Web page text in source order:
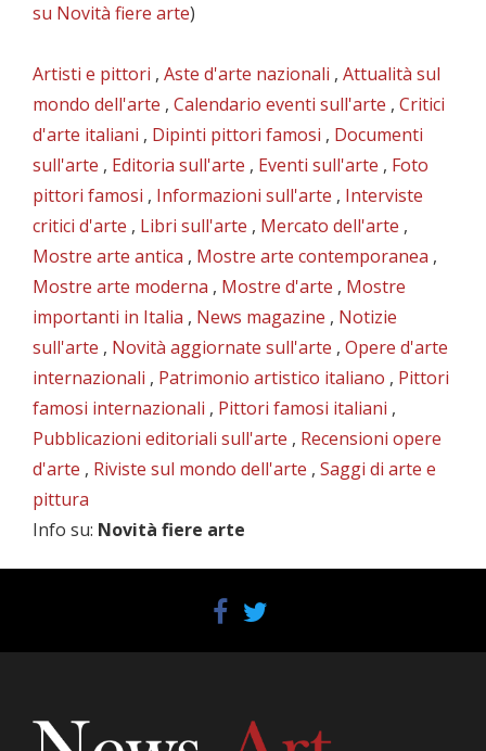
su Novità fiere arte)
Artisti e pittori , Aste d'arte nazionali , Attualità sul
mondo dell'arte , Calendario eventi sull'arte , Critici
d'arte italiani , Dipinti pittori famosi , Documenti
sull'arte , Editoria sull'arte , Eventi sull'arte , Foto
pittori famosi , Informazioni sull'arte , Interviste
critici d'arte , Libri sull'arte , Mercato dell'arte ,
Mostre arte antica , Mostre arte contemporanea ,
Mostre arte moderna , Mostre d'arte , Mostre
importanti in Italia , News magazine , Notizie
sull'arte , Novità aggiornate sull'arte , Opere d'arte
internazionali , Patrimonio artistico italiano , Pittori
famosi internazionali , Pittori famosi italiani ,
Pubblicazioni editoriali sull'arte , Recensioni opere
d'arte , Riviste sul mondo dell'arte , Saggi di arte e
pittura
Info su: Novità fiere arte